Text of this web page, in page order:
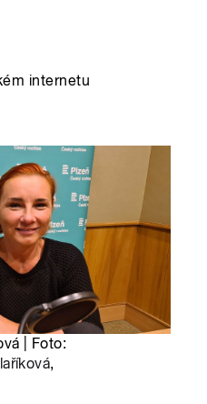
internetu
| Foto:
,